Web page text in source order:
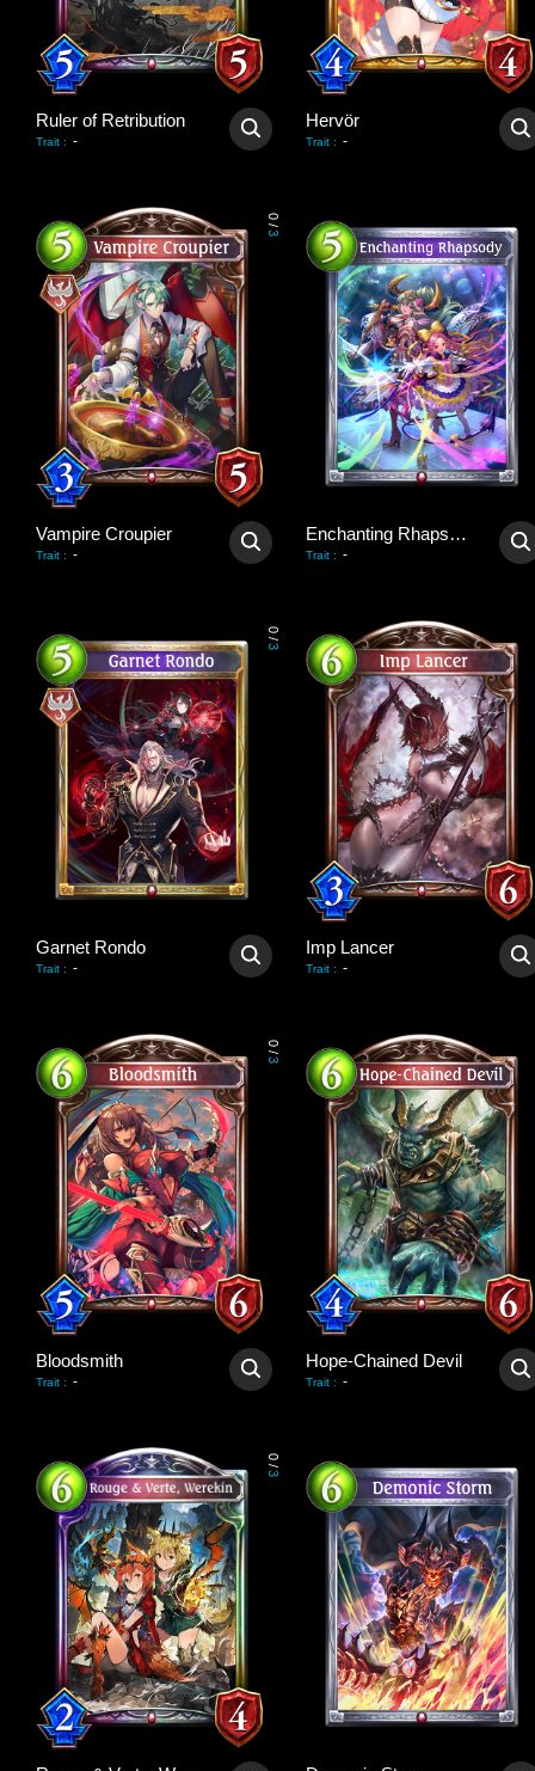
Ruler of Retribution
Trait : -
Hervör
Trait : -
0
/
3
Vampire Croupier
Trait : -
Enchanting Rhapsody
Trait : -
0
/
3
Garnet Rondo
Trait : -
Imp Lancer
Trait : -
0
/
3
Bloodsmith
Trait : -
Hope-Chained Devil
Trait : -
0
/
3